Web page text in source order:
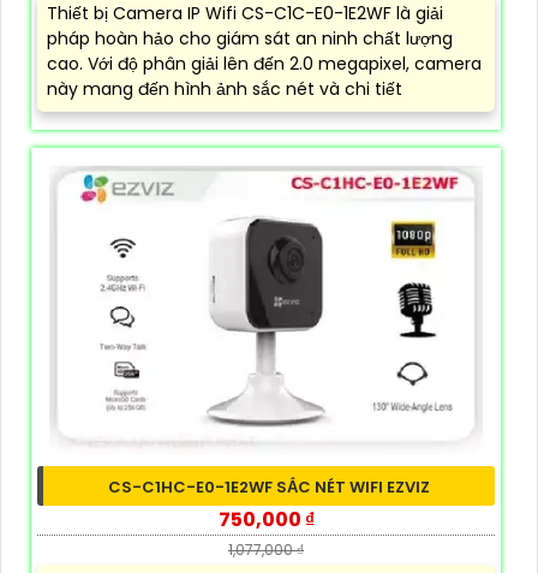
Thiết bị Camera IP Wifi CS-C1C-E0-1E2WF là giải
pháp hoàn hảo cho giám sát an ninh chất lượng
cao. Với độ phân giải lên đến 2.0 megapixel, camera
này mang đến hình ảnh sắc nét và chi tiết
CS-C1HC-E0-1E2WF SẮC NÉT WIFI EZVIZ
750,000 ₫
1,077,000 ₫